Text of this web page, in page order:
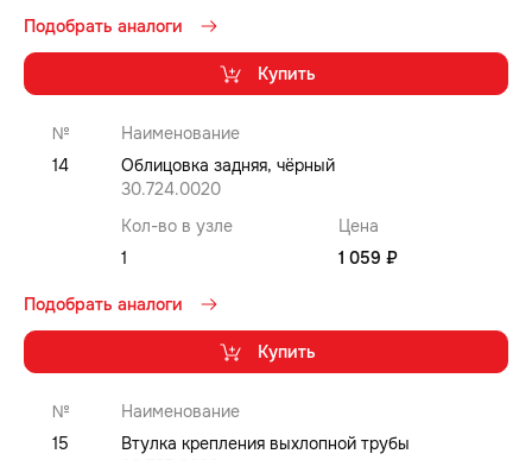
Купить
Подобрать аналоги
№
Наименование
14
Облицовка задняя, чёрный
30.724.0020
Кол-во в узле
Цена
1
1 059 ₽
Купить
Подобрать аналоги
№
Наименование
15
Втулка крепления выхлопной трубы